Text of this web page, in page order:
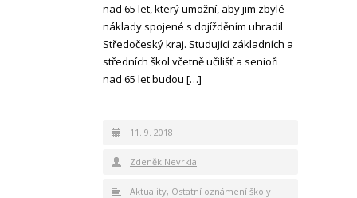
nad 65 let, který umožní, aby jim zbylé
náklady spojené s dojížděním uhradil
Středočeský kraj. Studující základních a
středních škol včetně učilišť a senioři
nad 65 let budou […]
11. 9. 2018
Zdeněk Nevrkla
Aktuality, Ostatní oznámení školy